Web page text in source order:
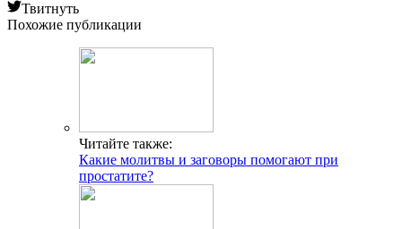
Твитнуть
Похожие публикации
Читайте также:
Какие молитвы и заговоры помогают при
простатите?